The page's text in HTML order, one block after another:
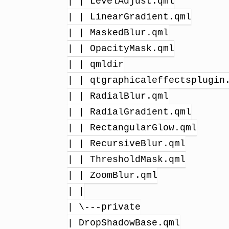
| | LinearGradient.qml
| | MaskedBlur.qml
| | OpacityMask.qml
| | qmldir
| |
| | RadialBlur.qml
| | RadialGradient.qml
| | RectangularGlow.qml
| | RecursiveBlur.qml
| | ThresholdMask.qml
| | ZoomBlur.qml
| \---private
| DropShadowBase.qml